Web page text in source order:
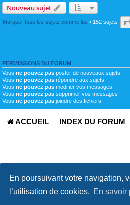
En poursuivant votre navigation,
l’utilisation de cookies. En savoir
Nouveau sujet
Marquer tous les sujets comme lus • 152 sujets
PERMISSIONS DU FORUM
Vous ne pouvez pas poster de nouveaux sujets
Vous ne pouvez pas répondre aux sujets
Vous ne pouvez pas modifier vos messages
Vous ne pouvez pas supprimer vos messages
Vous ne pouvez pas joindre des fichiers
ACCUEIL INDEX DU FORUM